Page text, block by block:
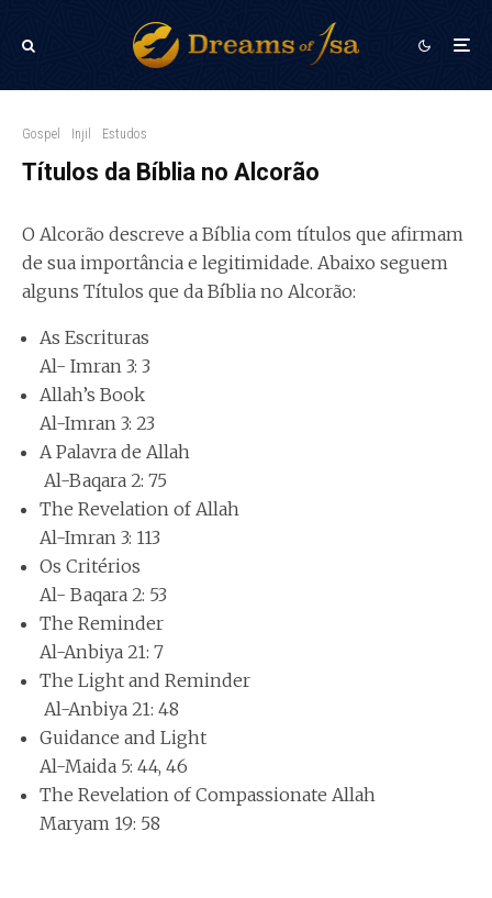
Gospel Injil Estudos
Títulos da Bíblia no Alcorão
O Alcorão descreve a Bíblia com títulos que afirmam
de sua importância e legitimidade. Abaixo seguem
alguns Títulos que da Bíblia no Alcorão:
As Escrituras
Al- Imran 3: 3
Allah’s Book
Al-Imran 3: 23
A Palavra de Allah
Al-Baqara 2: 75
The Revelation of Allah
Al-Imran 3: 113
Os Critérios
Al- Baqara 2: 53
The Reminder
Al-Anbiya 21: 7
The Light and Reminder
Al-Anbiya 21: 48
Guidance and Light
Al-Maida 5: 44, 46
The Revelation of Compassionate Allah
Maryam 19: 58